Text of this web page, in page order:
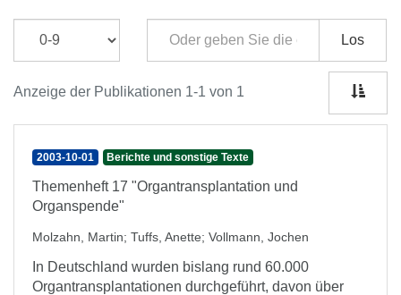
Los
Anzeige der Publikationen 1-1 von 1
2003-10-01 Berichte und sonstige Texte
Themenheft 17 "Organtransplantation und
Organspende"
Molzahn, Martin; Tuffs, Anette; Vollmann, Jochen
In Deutschland wurden bislang rund 60.000
Organtransplantationen durchgeführt, davon über